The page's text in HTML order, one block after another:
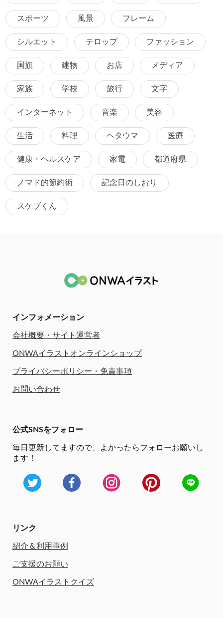
スポーツ 風景 フレーム
シルエット テロップ ファッション
国旗 建物 お店 メディア
家族 学校 旅行 文字
インターネット 音楽 美容
生活 料理 ヘタウマ 医療
健康・ヘルスケア 家電 都道府県
ノマド的節約術 記念日のしおり
スケブくん
インフォメーション
会社概要・サイト運営者
ONWAイラストオンラインショップ
プライバシーポリシー・免責事項
お問い合わせ
公式SNSをフォロー
毎日更新してますので、
よかったらフォローお願いし
ます！
リンク
紹介＆利用事例
ご支援のお願い
ONWAイラストクイズ